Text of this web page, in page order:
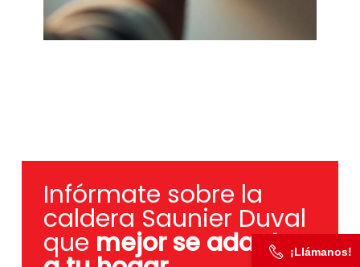
Infórmate sobre la
caldera Saunier Duval
quemejor se adapta
a tu hogar. ¡Llámanos!